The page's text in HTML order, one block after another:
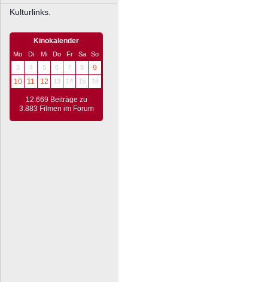
Kulturlinks.
Kinokalender
Mo Di Mi Do Fr Sa
So
3
4 5 6 7 8
9
10
11 12 13 14 15 16
12.669 Beiträge zu
3.883 Filmen im Forum